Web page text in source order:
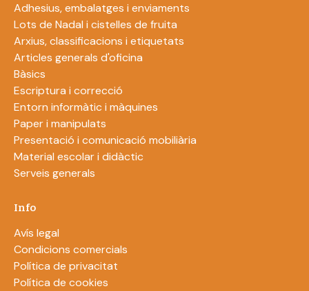
Adhesius, embalatges i enviaments
Lots de Nadal i cistelles de fruita
Arxius, classificacions i etiquetats
Articles generals d'oficina
Bàsics
Escriptura i correcció
Entorn informàtic i màquines
Paper i manipulats
Presentació i comunicació mobiliària
Material escolar i didàctic
Serveis generals
Info
Avís legal
Condicions comercials
Política de privacitat
Política de cookies